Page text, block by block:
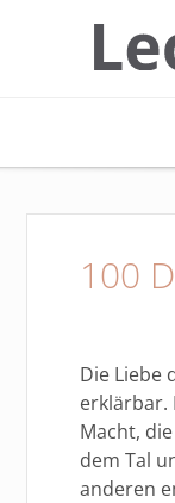
100
Die Liebe
erklärbar.
Macht,
dem Tal
anderen